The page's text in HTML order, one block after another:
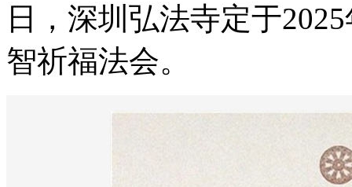
日，深圳弘法寺定于
智祈福法会。